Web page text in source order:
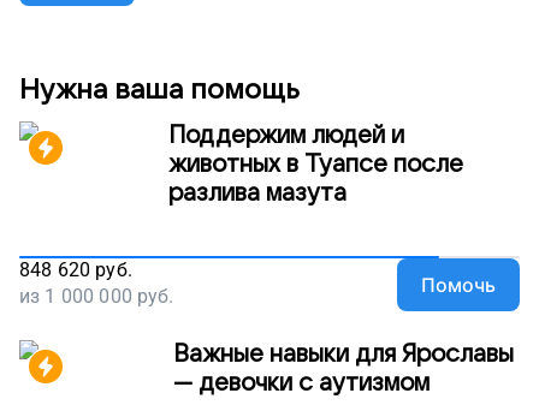
Нужна ваша помощь
Поддержим людей и
животных в Туапсе после
разлива мазута
848 620 руб.
из 1 000 000 руб. Помочь
Важные навыки для Ярославы
— девочки с аутизмом